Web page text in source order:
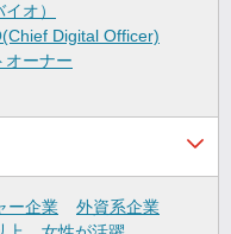
オ）
Digital Officer)
オーナー
ー企業
外資系企業